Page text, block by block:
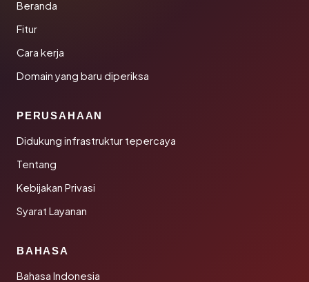
Beranda
Fitur
Cara kerja
Domain yang baru diperiksa
PERUSAHAAN
Didukung infrastruktur tepercaya
Tentang
Kebijakan Privasi
Syarat Layanan
BAHASA
Bahasa Indonesia